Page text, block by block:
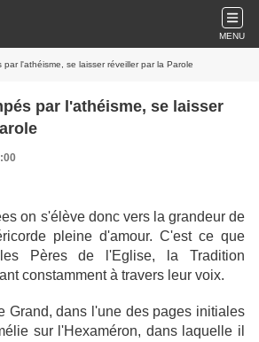
MENU
l'athéisme, se laisser réveiller par la Parole
par l'athéisme, se laisser
on s'élève donc vers la grandeur de
pleine d'amour. C'est ce que
Pères de l'Eglise, la Tradition
constamment à travers leur voix.
Grand, dans l'une des pages initiales
sur l'Hexaméron, dans laquelle il